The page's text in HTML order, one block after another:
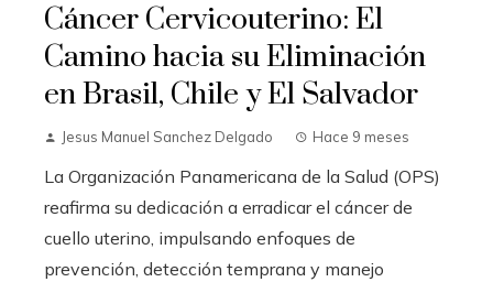
Cáncer Cervicouterino: El
Camino hacia su Eliminación
en Brasil, Chile y El Salvador
Jesus Manuel Sanchez Delgado Hace 9 meses
La Organización Panamericana de la Salud (OPS)
reafirma su dedicación a erradicar el cáncer de
cuello uterino, impulsando enfoques de
prevención, detección temprana y manejo